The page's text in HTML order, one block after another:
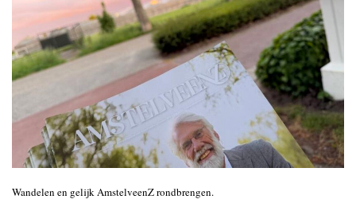
Wandelen en gelijk AmstelveenZ rondbrengen.